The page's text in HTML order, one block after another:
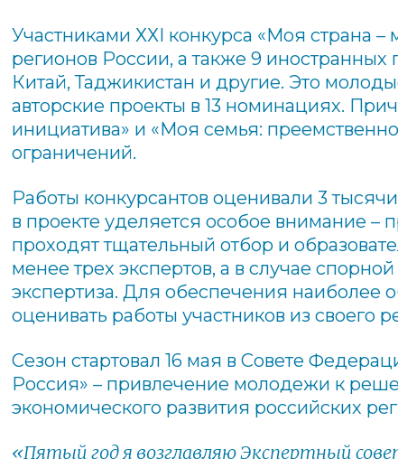
Участниками ХХI конкурса «Моя страна –
регионов России, а также 9 иностранных
Китай, Таджикистан и другие. Это
авторские проекты в 13 номинациях.
инициатива» и «Моя семья:
ограничений.
Работы конкурсантов оценивали 3
в проекте уделяется особое внимание –
проходят тщательный отбор и
менее трех экспертов, а в случае
экспертиза. Для обеспечения наиболее
оценивать работы участников из своего
Сезон стартовал 16 мая в Совете
Россия» – привлечение молодежи к
экономического развития российских
«Пятый год я возглавляю Экспертный